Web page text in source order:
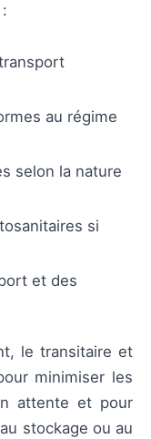
au régime
selon la nature
si
et des
le transitaire et
minimiser les
attente et pour
stockage ou au